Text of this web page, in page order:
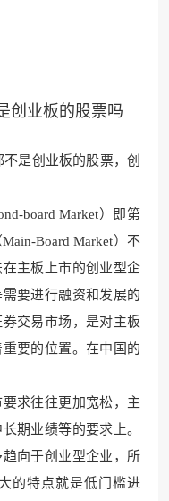
创业板的股票吗
是创业板的股票，创
board Market）即第
Board Market）不
在主板上市的创业型企
要进行融资和发展的
券交易市场，是对主板
要的位置。在中国的
求往往更加宽松，主
期业绩等的要求上。
向于创业型企业，所
的特点就是低门槛进